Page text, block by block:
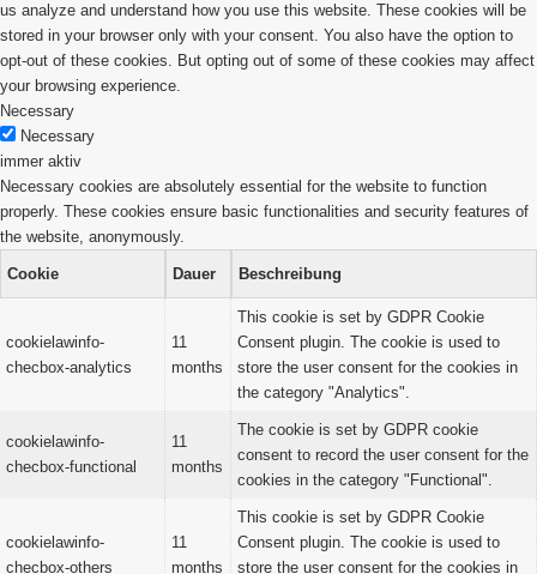
us analyze and understand how you use this website. These cookies will be
stored in your browser only with your consent. You also have the option to
opt-out of these cookies. But opting out of some of these cookies may affect
your browsing experience.
Necessary
Necessary
immer aktiv
Necessary cookies are absolutely essential for the website to function
properly. These cookies ensure basic functionalities and security features of
the website, anonymously.
Cookie Dauer Beschreibung
cookielawinfo-
checbox-analytics
11
months
This cookie is set by GDPR Cookie
Consent plugin. The cookie is used to
store the user consent for the cookies in
the category "Analytics".
cookielawinfo-
checbox-functional
11
months
The cookie is set by GDPR cookie
consent to record the user consent for the
cookies in the category "Functional".
cookielawinfo-
checbox-others
11
months
This cookie is set by GDPR Cookie
Consent plugin. The cookie is used to
store the user consent for the cookies in